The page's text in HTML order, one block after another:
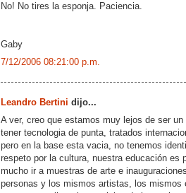
No! No tires la esponja. Paciencia.
Gaby
7/12/2006 08:21:00 p.m.
Leandro Bertini dijo...
A ver, creo que estamos muy lejos de ser
tener tecnologia de punta, tratados
pero en la base esta vacia, no tenemos
respeto por la cultura, nuestra educación es
mucho ir a muestras de arte e
personas y los mismos artistas, los mismos